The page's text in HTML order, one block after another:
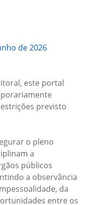
de 2026
este portal
previsto
o pleno
a
públicos
a observância
da
entre os